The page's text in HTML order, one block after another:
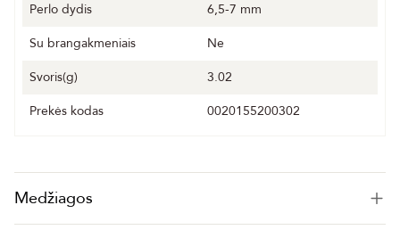
Perlo dydis
6,5-7 mm
Su brangakmeniais
Ne
Svoris(g)
3.02
Prekės kodas
0020155200302
Medžiagos